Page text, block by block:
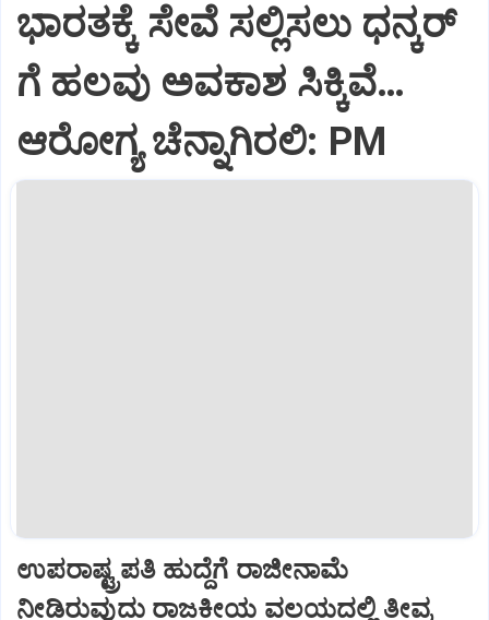
ಭಾರತಕ್ಕೆ ಸೇವೆ ಸಲ್ಲಿಸಲು ಧನ್ಕರ್‌
ಗೆ ಹಲವು ಅವಕಾಶ ಸಿಕ್ಕಿವೆ…
ಆರೋಗ್ಯ ಚೆನ್ನಾಗಿರಲಿ: PM
ಉಪರಾಷ್ಟ್ರಪತಿ ಹುದ್ದೆಗೆ ರಾಜೀನಾಮೆ
ನೀಡಿರುವುದು ರಾಜಕೀಯ ವಲಯದಲ್ಲಿ ತೀವ್ರ